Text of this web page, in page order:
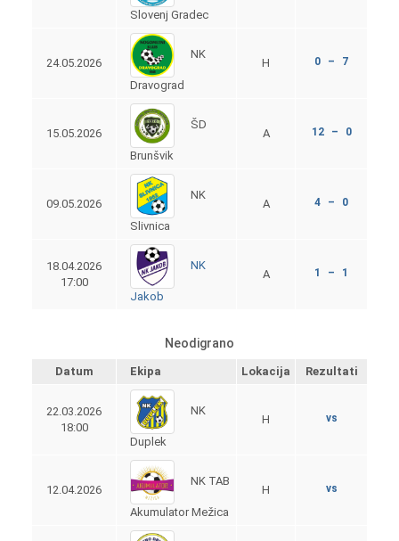
Slovenj Gradec
24.05.2026
NK
Dravograd
H 0 – 7
15.05.2026
ŠD
Brunšvik
A 12 – 0
09.05.2026
NK
Slivnica
A 4 – 0
18.04.2026
17:00
NK
Jakob
A 1 – 1
Neodigrano
Datum Ekipa Lokacija Rezultati
22.03.2026
18:00
NK
Duplek
H vs
12.04.2026
NK TAB
Akumulator Mežica
H vs